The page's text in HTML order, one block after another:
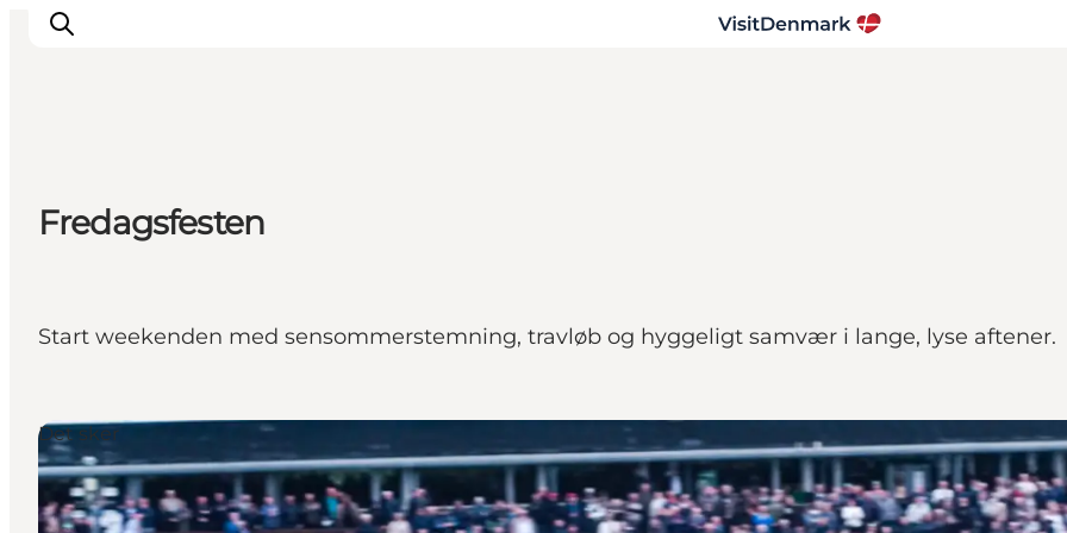
Inspirasjon
Reisemål
Planlegg reisen
Fredagsfesten
Start weekenden med sensommerstemning, travløb og hyggeligt samvær i lange, lyse aftener.
Det sker